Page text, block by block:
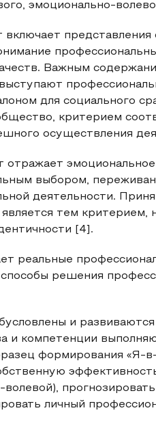
эмоционально-
представления
Важным
для социального
критерием
осуществления
отражает
выбором,
деятельности.
тем критерием,
[4].
реальные
решения
и
и компетенции
формирования «Я-
личный